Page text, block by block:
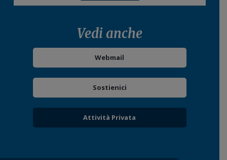
Vedi anche
Webmail
Sostienici
Attività Privata